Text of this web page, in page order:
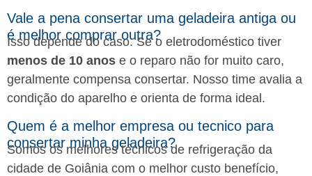
Vale a pena consertar uma geladeira antiga ou
é melhor comprar outra?
Isso depende do caso. Se o eletrodoméstico tiver
menos de 10 anos e o reparo não for muito caro,
geralmente compensa consertar. Nosso time avalia a
condição do aparelho e orienta de forma ideal.
Quem é a melhor empresa ou tecnico para
consertar minha geladeira?
Somos os melhores técnicos de refrigeração da
cidade de Goiânia com o melhor custo benefício,